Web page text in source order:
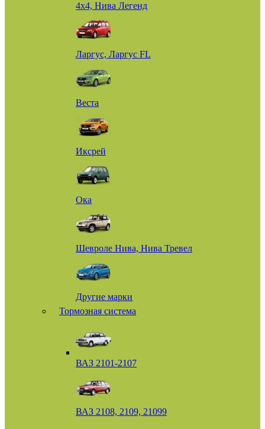
4х4, Нива Легенд
Ларгус, Ларгус FL
Веста
Иксрей
Ока
Шевроле Нива, Нива Тревел
Другие марки
Тормозная система
ВАЗ 2101-2107
ВАЗ 2108, 2109, 21099